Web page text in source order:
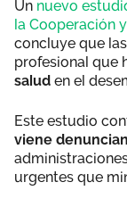
Un nuevo
la Cooperación
concluye que
profesional que
salud en el
Este estudio
viene
urgentes que